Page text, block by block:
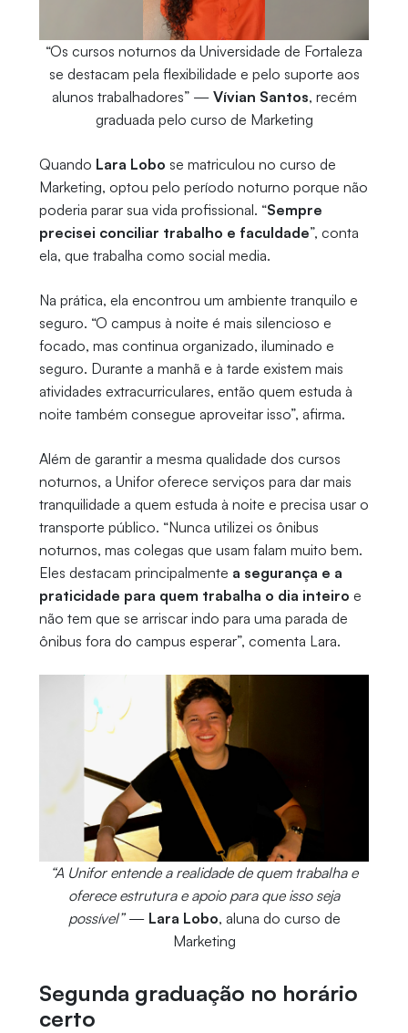
“⁠Os cursos noturnos da Universidade de Fortaleza
se destacam pela flexibilidade e pelo suporte aos
alunos trabalhadores” — Vívian Santos, recém
graduada pelo curso de Marketing
Quando Lara Lobo se matriculou no curso de
Marketing, optou pelo período noturno porque não
poderia parar sua vida profissional. “Sempre
precisei conciliar trabalho e faculdade”, conta
ela, que trabalha como social media.
Na prática, ela encontrou um ambiente tranquilo e
seguro. “O campus à noite é mais silencioso e
focado, mas continua organizado, iluminado e
seguro. Durante a manhã e à tarde existem mais
atividades extracurriculares, então quem estuda à
noite também consegue aproveitar isso”, afirma.
Além de garantir a mesma qualidade dos cursos
noturnos, a Unifor oferece serviços para dar mais
tranquilidade a quem estuda à noite e precisa usar o
transporte público. “Nunca utilizei os ônibus
noturnos, mas colegas que usam falam muito bem.
Eles destacam principalmente a segurança e a
praticidade para quem trabalha o dia inteiro e
não tem que se arriscar indo para uma parada de
ônibus fora do campus esperar”, comenta Lara.
“A Unifor entende a realidade de quem trabalha e
oferece estrutura e apoio para que isso seja
possível”— Lara Lobo, aluna do curso de
Marketing
Segunda graduação no horário
certo